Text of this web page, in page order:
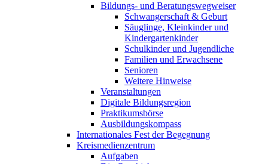
Bildungs- und Beratungswegweiser
Schwangerschaft & Geburt
Säuglinge, Kleinkinder und
Kindergartenkinder
Schulkinder und Jugendliche
Familien und Erwachsene
Senioren
Weitere Hinweise
Veranstaltungen
Digitale Bildungsregion
Praktikumsbörse
Ausbildungskompass
Internationales Fest der Begegnung
Kreismedienzentrum
Aufgaben